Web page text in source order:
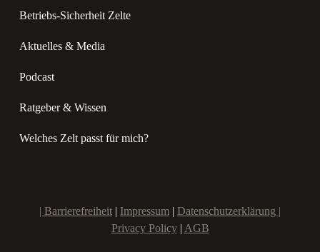
Betriebs-Sicherheit Zelte
Aktuelles & Media
Podcast
Ratgeber & Wissen
Welches Zelt passt für mich?
| Barrierefreiheit | Impressum | Datenschutzerklärung |
Privacy Policy| AGB